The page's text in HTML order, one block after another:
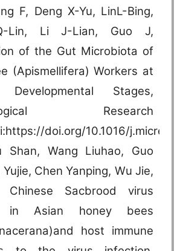
F, Deng X-Yu, LinL-Bing,
Lin, Li J-Lian, Guo J,
of the Gut Microbiota of
(Apismellifera) Workers at
Developmental Stages,
Research
doi.org/10.1016/
Shan, Wang Liuhao, Guo
Chen Yanping, Wu Jie,
Sacbrood virus
in Asian honey bees
host immune